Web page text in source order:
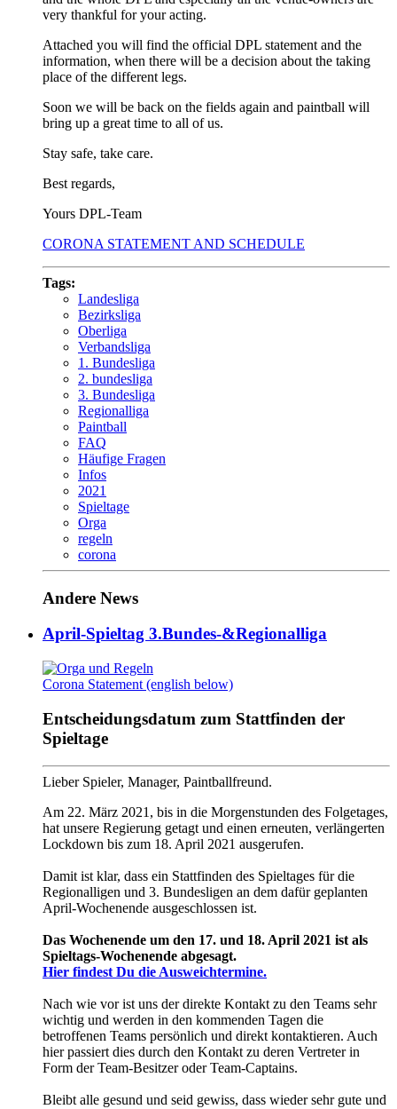
very thankful for your acting.
Attached you will find the official DPL statement and the
information, when there will be a decision about the taking
place of the different legs.
Soon we will be back on the fields again and paintball will
bring up a great time to all of us.
Stay safe, take care.
Best regards,
Yours DPL-Team
CORONA STATEMENT AND SCHEDULE
Tags:
Landesliga
Bezirksliga
Oberliga
Verbandsliga
1. Bundesliga
2. bundesliga
3. Bundesliga
Regionalliga
Paintball
FAQ
Häufige Fragen
Infos
2021
Spieltage
Orga
regeln
corona
Andere News
April-Spieltag 3.Bundes-&Regionalliga
Corona Statement (english below)
Entscheidungsdatum zum Stattfinden der
Spieltage
Lieber Spieler, Manager, Paintballfreund.
Am 22. März 2021, bis in die Morgenstunden des Folgetages,
hat unsere Regierung getagt und einen erneuten, verlängerten
Lockdown bis zum 18. April 2021 ausgerufen.
Damit ist klar, dass ein Stattfinden des Spieltages für die
Regionalligen und 3. Bundesligen an dem dafür geplanten
April-Wochenende ausgeschlossen ist.
Das Wochenende um den 17. und 18. April 2021 ist als
Spieltags-Wochenende abgesagt.
Hier findest Du die Ausweichtermine.
Nach wie vor ist uns der direkte Kontakt zu den Teams sehr
wichtig und werden in den kommenden Tagen die
betroffenen Teams persönlich und direkt kontaktieren. Auch
hier passiert dies durch den Kontakt zu deren Vertreter in
Form der Team-Besitzer oder Team-Captains.
Bleibt alle gesund und seid gewiss, dass wieder sehr gute und